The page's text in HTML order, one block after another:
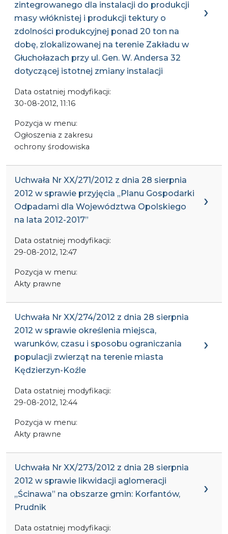
zintegrowanego dla instalacji do produkcji
masy włóknistej i produkcji tektury o
zdolności produkcyjnej ponad 20 ton na
dobę, zlokalizowanej na terenie Zakładu w
Głuchołazach przy ul. Gen. W. Andersa 32
dotyczącej istotnej zmiany instalacji
Data ostatniej modyfikacji:
30-08-2012, 11:16
Pozycja w menu:
Ogłoszenia z zakresu
ochrony środowiska
Uchwała Nr XX/271/2012 z dnia 28 sierpnia
2012 w sprawie przyjęcia „Planu Gospodarki
Odpadami dla Województwa Opolskiego
na lata 2012-2017”
Data ostatniej modyfikacji:
29-08-2012, 12:47
Pozycja w menu:
Akty prawne
Uchwała Nr XX/274/2012 z dnia 28 sierpnia
2012 w sprawie określenia miejsca,
warunków, czasu i sposobu ograniczania
populacji zwierząt na terenie miasta
Kędzierzyn-Koźle
Data ostatniej modyfikacji:
29-08-2012, 12:44
Pozycja w menu:
Akty prawne
Uchwała Nr XX/273/2012 z dnia 28 sierpnia
2012 w sprawie likwidacji aglomeracji
„Ścinawa” na obszarze gmin: Korfantów,
Prudnik
Data ostatniej modyfikacji: